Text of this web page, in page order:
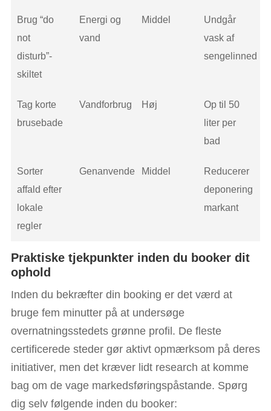
Brug “do
not
disturb”-
skiltet
Energi og
vand
Middel
Undgår
vask af
sengelinned
Tag korte
brusebade
Vandforbrug Høj
Op til 50
liter per
bad
Sorter
affald efter
lokale
regler
GenanvendelseMiddel
Reducerer
deponering
markant
Praktiske tjekpunkter inden du booker dit
ophold
Inden du bekræfter din booking er det værd at
bruge fem minutter på at undersøge
overnatningsstedets grønne profil. De fleste
certificerede steder gør aktivt opmærksom på deres
initiativer, men det kræver lidt research at komme
bag om de vage markedsføringspåstande. Spørg
dig selv følgende inden du booker: